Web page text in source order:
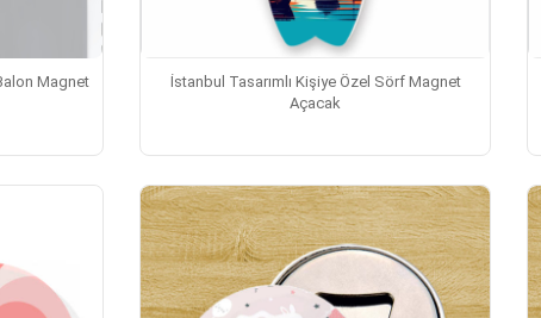
Magnet
İstanbul Tasarımlı Kişiye Özel Sörf Magnet
Açacak